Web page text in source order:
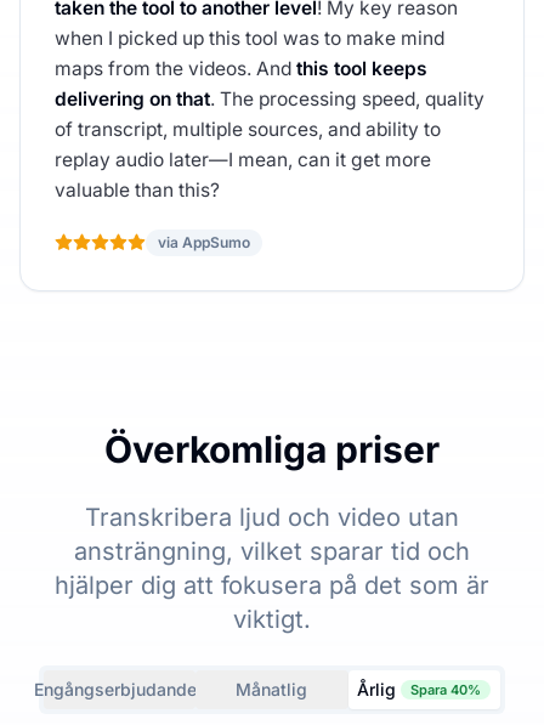
taken the tool to another level! My key reason
when I picked up this tool was to make mind
maps from the videos. And this tool keeps
delivering on that. The processing speed, quality
of transcript, multiple sources, and ability to
replay audio later—I mean, can it get more
valuable than this?
via AppSumo
Överkomliga priser
Transkribera ljud och video utan
ansträngning, vilket sparar tid och
hjälper dig att fokusera på det som är
viktigt.
Engångserbjudanden Månatlig Årlig Spara 40%